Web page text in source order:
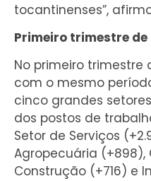
tocantinenses”,
Primeiro trimestre de
No primeiro trimestre
com o mesmo
cinco grandes
dos postos de
Setor de Serviços
Agropecuária (+898),
Construção (+716) e